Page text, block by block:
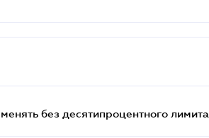
без десятипроцентного лимита